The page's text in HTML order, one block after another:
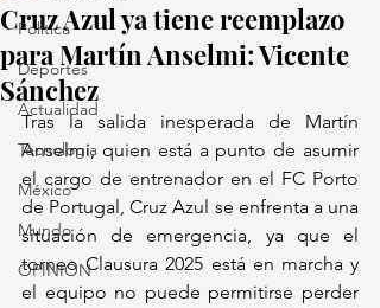
Política
Deportes
Actualidad
Tecnología
México
Mundo
OPINIÓN
Cruz Azul ya tiene reemplazo
para Martín Anselmi: Vicente
Sánchez
Tras la salida inesperada de Martín
Anselmi, quien está a punto de asumir
el cargo de entrenador en el FC Porto
de Portugal, Cruz Azul se enfrenta a una
situación de emergencia, ya que el
torneo Clausura 2025 está en marcha y
el equipo no puede permitirse perder